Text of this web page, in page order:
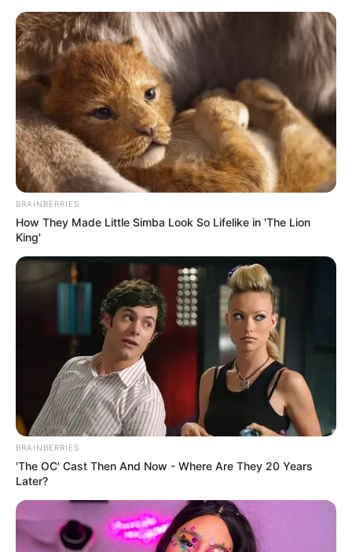
BRAINBERRIES
How They Made Little Simba Look So Lifelike in 'The Lion
King'
BRAINBERRIES
'The OC' Cast Then And Now - Where Are They 20 Years
Later?